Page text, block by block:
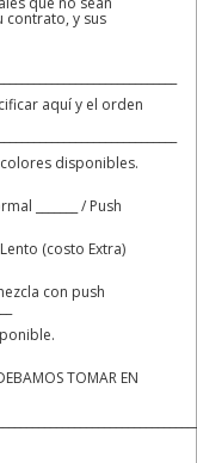
contrato, y sus
aquí y el orden
disponibles.
_______ / Push
Lento (costo Extra)
con push
TOMAR EN